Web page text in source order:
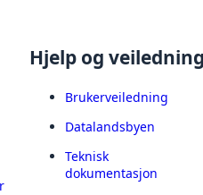
Hjelp og
Brukerveiledning
Datalandsbyen
Teknisk
dokumentasjon